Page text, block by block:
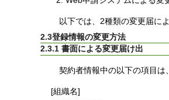
以下では、2種類の変更届に
2.3登録情報の変更方法
2.3.1 書面による変更届け出
契約者情報中の以下の項目は
[組織名]